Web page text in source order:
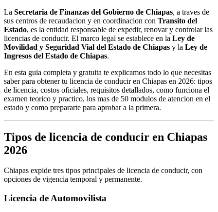
La Secretaria de Finanzas del Gobierno de Chiapas, a traves de
sus centros de recaudacion y en coordinacion con Transito del
Estado, es la entidad responsable de expedir, renovar y controlar las
licencias de conducir. El marco legal se establece en la Ley de
Movilidad y Seguridad Vial del Estado de Chiapas y la Ley de
Ingresos del Estado de Chiapas.
En esta guia completa y gratuita te explicamos todo lo que necesitas
saber para obtener tu licencia de conducir en Chiapas en 2026: tipos
de licencia, costos oficiales, requisitos detallados, como funciona el
examen teorico y practico, los mas de 50 modulos de atencion en el
estado y como prepararte para aprobar a la primera.
Tipos de licencia de conducir en Chiapas
2026
Chiapas expide tres tipos principales de licencia de conducir, con
opciones de vigencia temporal y permanente.
Licencia de Automovilista